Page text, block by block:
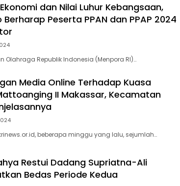
dan Nilai Luhur Kebangsaan,
Peserta PPAN dan PPAP 2024
Olahraga Republik Indonesia (Menpora RI)…
Media Online Terhadap Kuasa
II Makassar, Kecamatan
beberapa minggu yang lalu, sejumlah…
Restui Dadang Supriatna-Ali
Bedas Periode Kedua